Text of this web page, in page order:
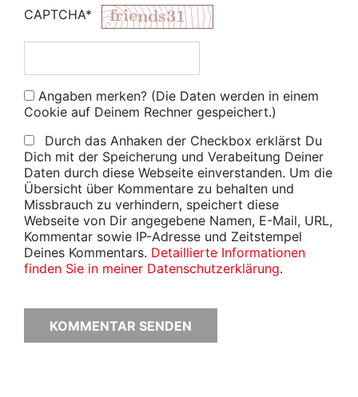
CAPTCHA*
Angaben merken? (Die Daten werden in einem
Cookie auf Deinem Rechner gespeichert.)
Durch das Anhaken der Checkbox erklärst Du
Dich mit der Speicherung und Verabeitung Deiner
Daten durch diese Webseite einverstanden. Um die
Übersicht über Kommentare zu behalten und
Missbrauch zu verhindern, speichert diese
Webseite von Dir angegebene Namen, E-Mail, URL,
Kommentar sowie IP-Adresse und Zeitstempel
Deines Kommentars. Detaillierte Informationen
finden Sie in meiner Datenschutzerklärung.